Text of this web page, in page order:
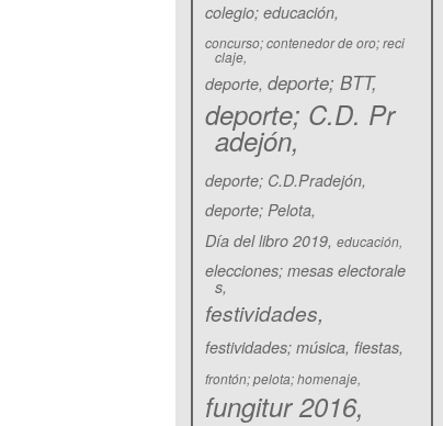
colegio; educación
concurso; contenedor de oro; reci
claje
deporte deporte; BTT
deporte; C.D. Pr
adejón
deporte; C.D.Pradejón
deporte; Pelota
Día del libro 2019 educación
elecciones; mesas electorale
s
festividades
festividades; música fiestas
frontón; pelota; homenaje
fungitur 2016